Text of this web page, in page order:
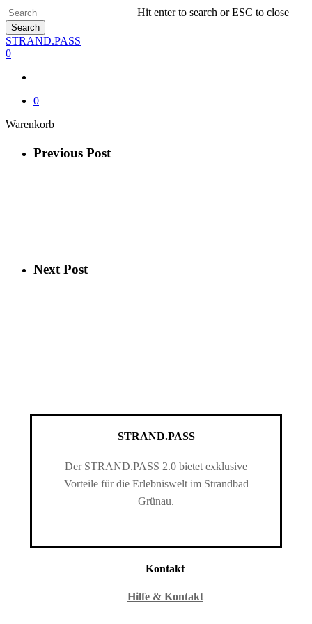
Skip
to
main
content
Hit enter to search or ESC to close
Search
Close
Search
STRAND.PASS
0
0
WarenkorbClose
Previous Post
Next Post
STRAND.PASS
Der STRAND.PASS 2.0 bietet exklusive
Vorteile für die Erlebniswelt im Strandbad
Grünau.
Kontakt
Hilfe & Kontakt